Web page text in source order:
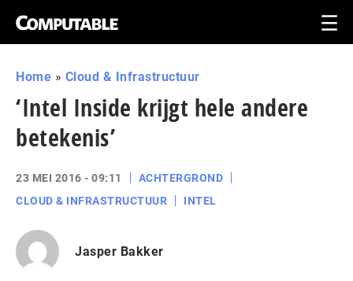
Home » Cloud & Infrastructuur
‘Intel Inside krijgt hele andere
betekenis’
23 MEI 2016 - 09:11
ACHTERGROND
CLOUD & INFRASTRUCTUUR
INTEL
Jasper Bakker